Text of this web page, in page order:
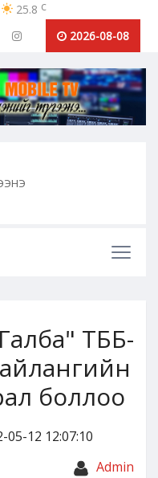
25.8 c
2026-08-08
ТББ-
боллоо
05-12 12:07:10
Admin